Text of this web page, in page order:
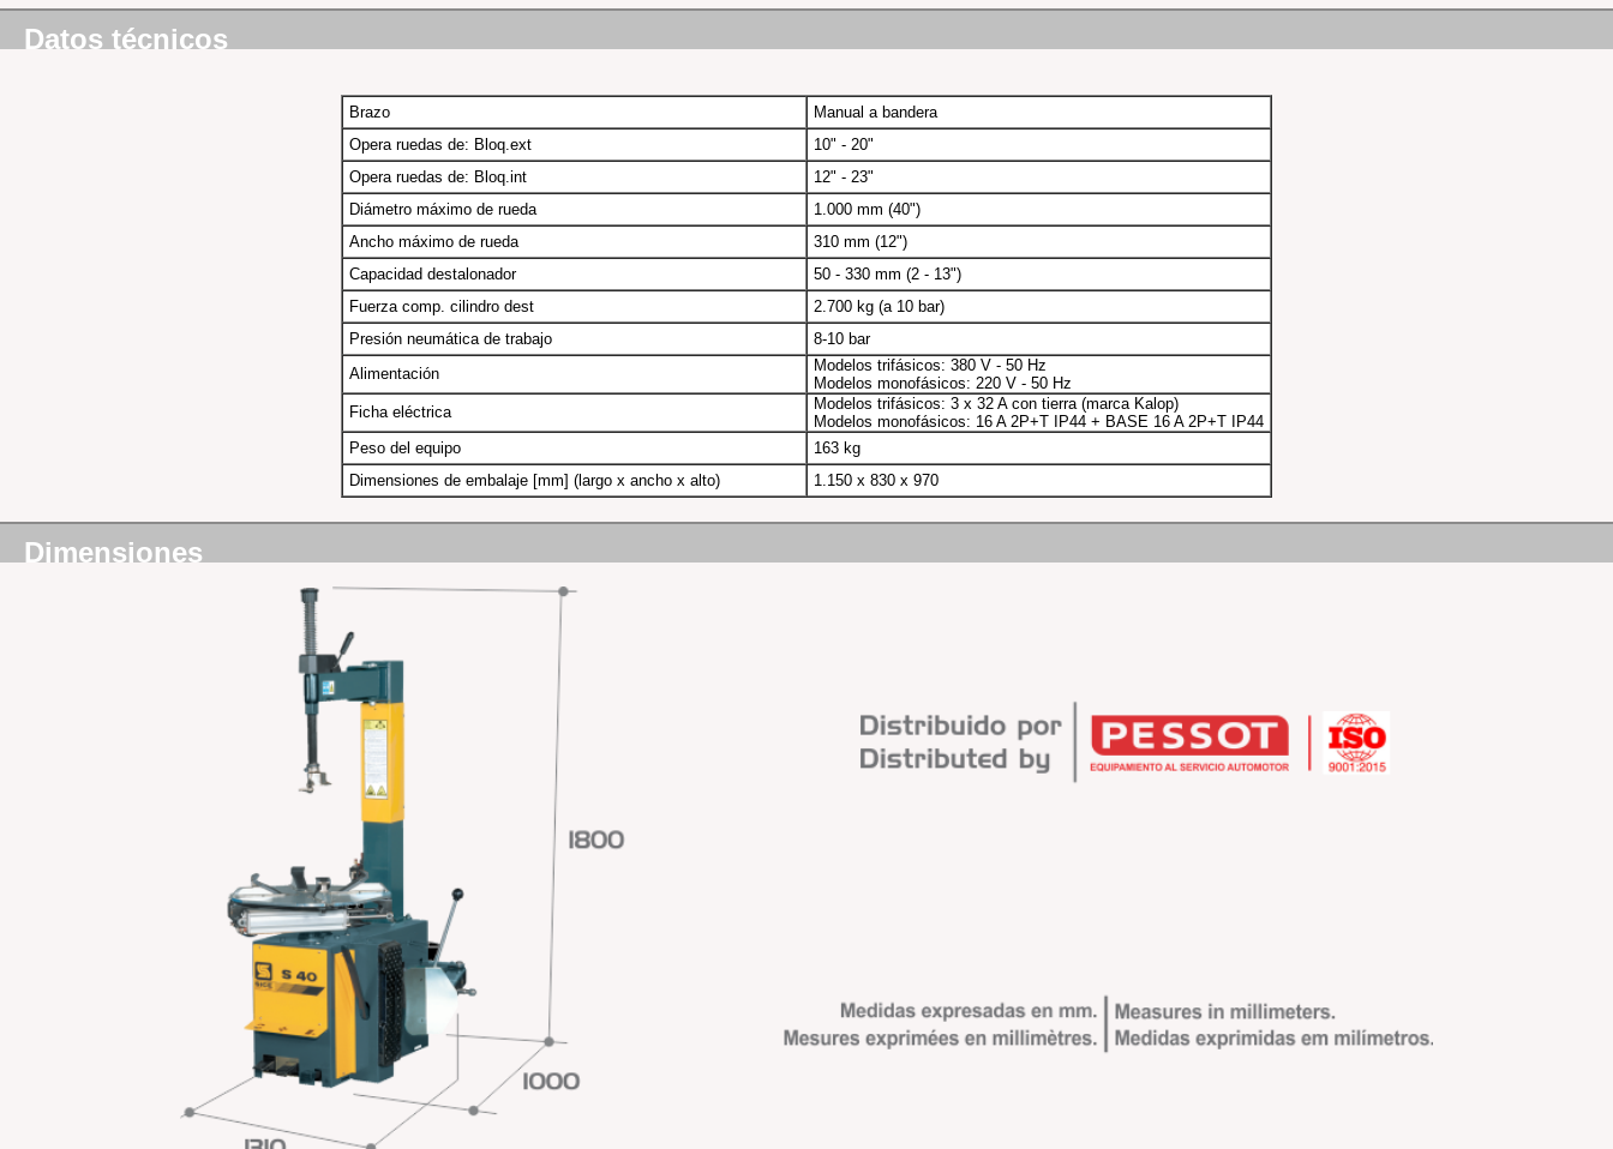
Datos técnicos
Brazo
Manual a bandera
Opera ruedas de: Bloq.ext
10" - 20"
Opera ruedas de: Bloq.int
12" - 23"
Diámetro máximo de rueda
1.000 mm (40")
Ancho máximo de rueda
310 mm (12")
Capacidad destalonador
50 - 330 mm (2 - 13")
Fuerza comp. cilindro dest
2.700 kg (a 10 bar)
Presión neumática de trabajo
8-10 bar
Alimentación
Modelos trifásicos: 380 V - 50 Hz
Modelos monofásicos: 220 V - 50 Hz
Ficha eléctrica
Modelos trifásicos: 3 x 32 A con tierra (marca Kalop)
Modelos monofásicos: 16 A 2P+T IP44 + BASE 16 A 2P+T IP44
Peso del equipo
163 kg
Dimensiones de embalaje [mm] (largo x ancho x alto)
1.150 x 830 x 970
Dimensiones